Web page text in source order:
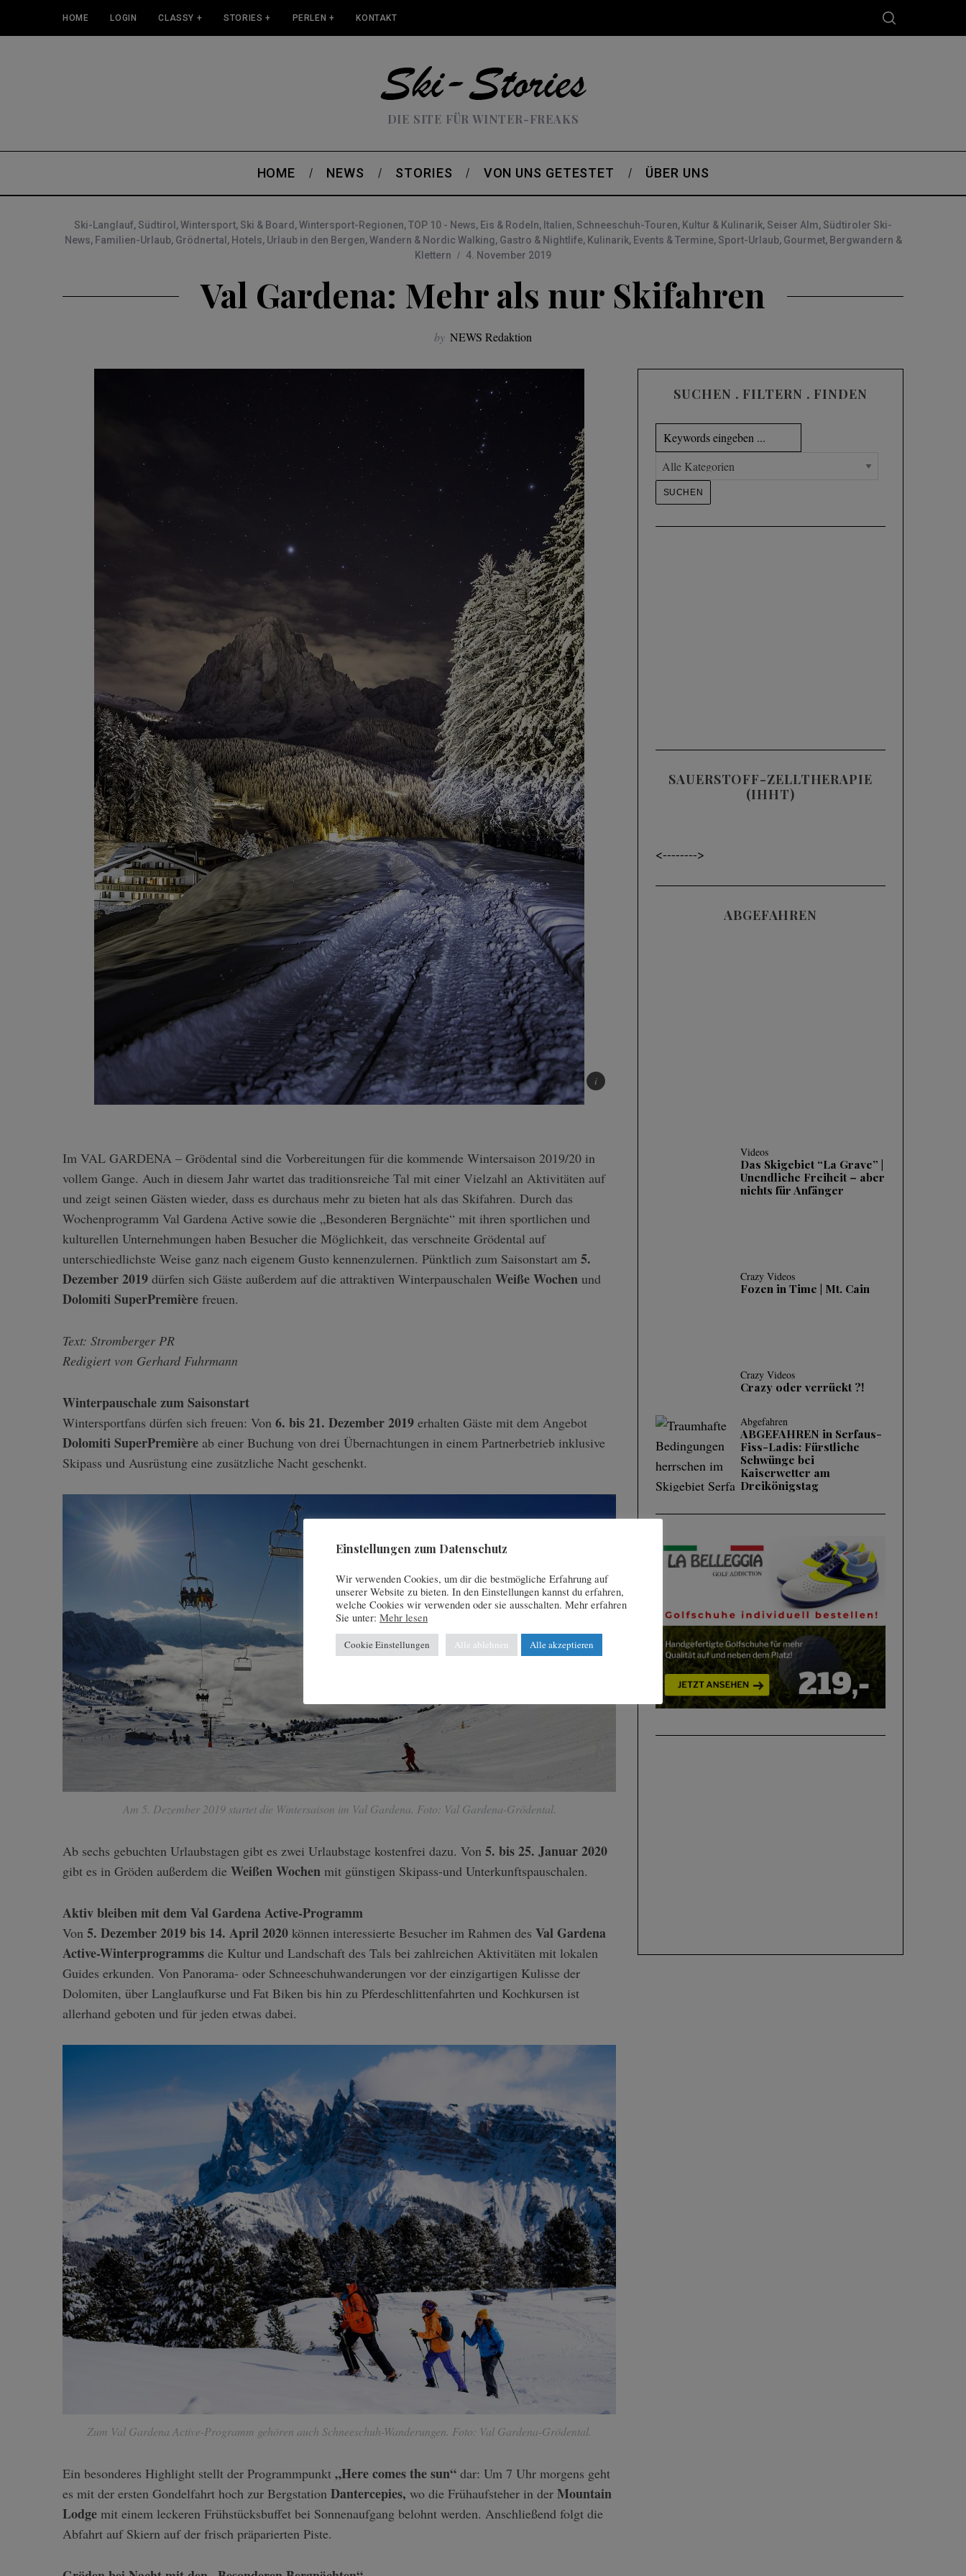
HOME LOGIN CLASSY + STORIES + PERLEN + KONTAKT
DIE SITE FÜR WINTER-FREAKS
HOME NEWS STORIES VON UNS GETESTET ÜBER UNS
Ski-Langlauf, Südtirol ,Wintersport, Ski & Board ,Wintersport-Regionen,TOP 10 - News, Eis & Rodeln, Italien, Schneeschuh-Touren, Kultur & Kulinarik, Seiser Alm, Südtiroler Ski-
News, Familien-Urlaub, Grödnertal , Hotels, Urlaub in den Bergen,Wandern & Nordic Walking, Gastro & Nightlife, Kulinarik, Events & Termine, Sport-Urlaub, Gourmet, Bergwandern &
Klettern
4. November 2019
Val Gardena: Mehr als nur Skifahren
by NEWS Redaktion
Im VAL GARDENA – Grödental sind die Vorbereitungen für die kommende Wintersaison 2019/20 in
vollem Gange. Auch in diesem Jahr wartet das traditionsreiche Tal mit einer Vielzahl an Aktivitäten auf
und zeigt seinen Gästen wieder, dass es durchaus mehr zu bieten hat als das Skifahren. Durch das
Wochenprogramm Val Gardena Active sowie die „Besonderen Bergnächte“ mit ihren sportlichen und
kulturellen Unternehmungen haben Besucher die Möglichkeit, das verschneite Grödental auf
unterschiedlichste Weise ganz nach eigenem Gusto kennenzulernen. Pünktlich zum Saisonstart am 5.
Dezember 2019 dürfen sich Gäste außerdem auf die attraktiven Winterpauschalen Weiße Wochen und
Dolomiti SuperPremière freuen.
Text: Stromberger PR
Redigiert von Gerhard Fuhrmann
Winterpauschale zum Saisonstart
Wintersportfans dürfen sich freuen: Von 6. bis 21. Dezember 2019 erhalten Gäste mit dem Angebot
Dolomiti SuperPremière ab einer Buchung von drei Übernachtungen in einem Partnerbetrieb inklusive
Skipass und Ausrüstung eine zusätzliche Nacht geschenkt.
Am 5. Dezember 2019 startet die Wintersaison im Val Gardena. Foto: Val Gardena-Grödental.
Ab sechs gebuchten Urlaubstagen gibt es zwei Urlaubstage kostenfrei dazu. Von 5. bis 25. Januar 2020
gibt es in Gröden außerdem die Weißen Wochen mit günstigen Skipass-und Unterkunftspauschalen.
Aktiv bleiben mit dem Val Gardena Active-Programm
Von 5. Dezember 2019 bis 14. April 2020 können interessierte Besucher im Rahmen des Val Gardena
Active-Winterprogramms die Kultur und Landschaft des Tals bei zahlreichen Aktivitäten mit lokalen
Guides erkunden. Von Panorama- oder Schneeschuhwanderungen vor der einzigartigen Kulisse der
Dolomiten, über Langlaufkurse und Fat Biken bis hin zu Pferdeschlittenfahrten und Kochkursen ist
allerhand geboten und für jeden etwas dabei.
Zum Val Gardena Active-Programm gehören auch Schneeschuh-Wanderungen. Foto: Val Gardena-Grödental.
Ein besonderes Highlight stellt der Programmpunkt „Here comes the sun“ dar: Um 7 Uhr morgens geht
es mit der ersten Gondelfahrt hoch zur Bergstation Dantercepies, wo die Frühaufsteher in der Mountain
Lodge mit einem leckeren Frühstücksbuffet bei Sonnenaufgang belohnt werden. Anschließend folgt die
Abfahrt auf Skiern auf der frisch präparierten Piste.
SUCHEN . FILTERN . FINDEN
SAUERSTOFF-ZELLTHERAPIE
(IHHT)
<-------->
ABGEFAHREN
Videos
Das Skigebiet “La Grave” |
Unendliche Freiheit – aber
nichts für Anfänger
Crazy Videos
Fozen in Time | Mt. Cain
Crazy Videos
Crazy oder verrückt ?!
Abgefahren
ABGEFAHREN in Serfaus-
Fiss-Ladis: Fürstliche
Schwünge bei
Kaiserwetter am
Dreikönigstag
S
r
c
h
Einstellungen zum Datenschutz
Wir verwenden Cookies, um dir die bestmögliche Erfahrung auf
unserer Website zu bieten. In den Einstellungen kannst du erfahren,
welche Cookies wir verwenden oder sie ausschalten. Mehr erfahren
Sie unter: Mehr lesen
Cookie Einstellungen Alle ablehnen Alle akzeptieren